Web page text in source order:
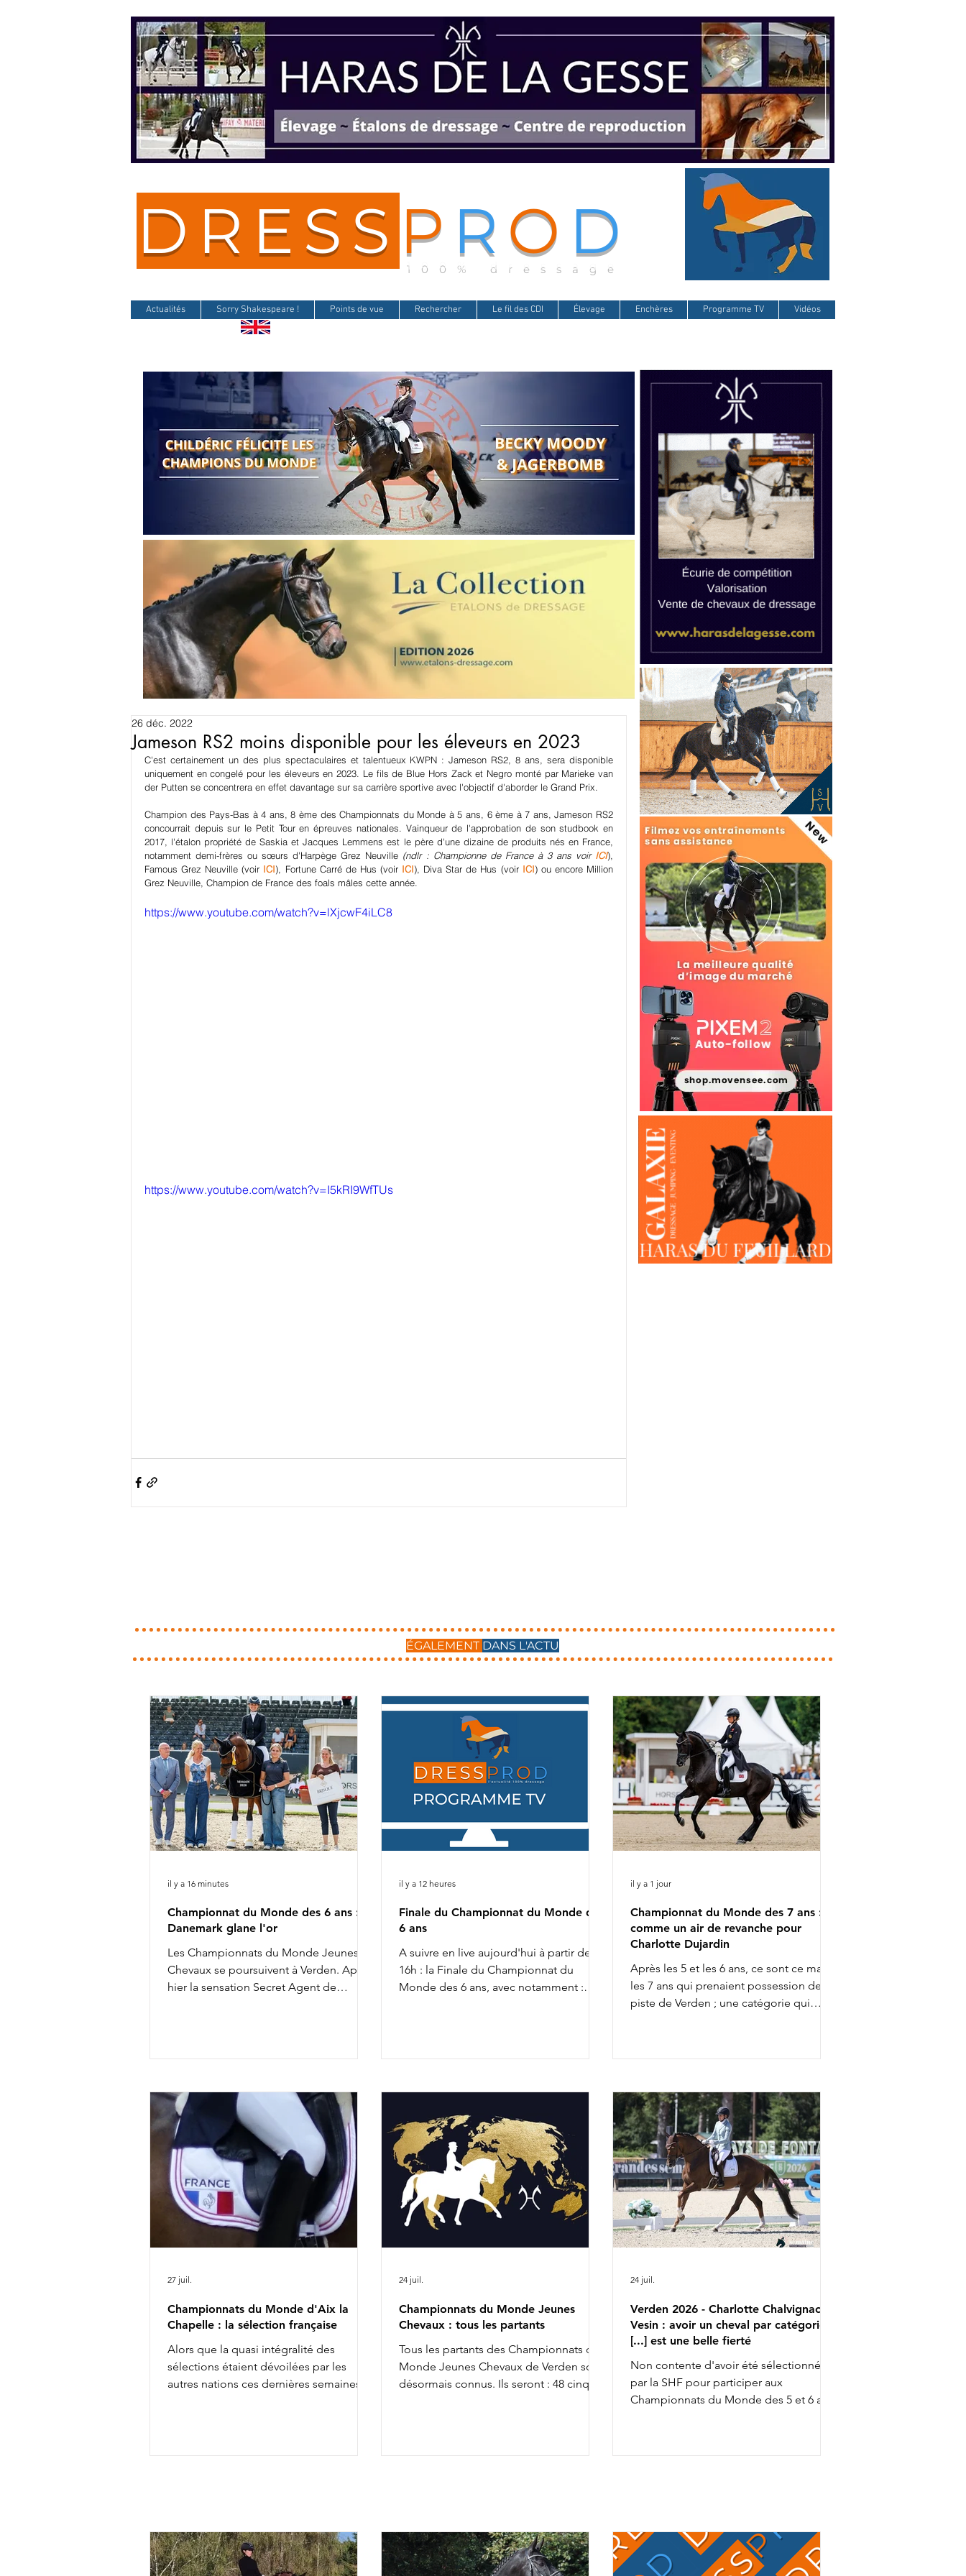
DRESS P RO D
100% dressage
Actualités Sorry Shakespeare ! Points de vue Rechercher Le fil des CDI Élevage Enchères Programme TV Vidéos
Jameson RS2 moins disponible pour les éleveurs en 2023
26 déc. 2022
C'est certainement un des plus spectaculaires et talentueux KWPN : Jameson RS2, 8 ans, sera disponible
uniquement en congelé pour les éleveurs en 2023. Le fils de Blue Hors Zack et Negro monté par Marieke van
der Putten se concentrera en effet davantage sur sa carrière sportive avec l'objectif d'aborder le Grand Prix.
Champion des Pays-Bas à 4 ans, 8 ème des Championnats du Monde à 5 ans, 6 ème à 7 ans, Jameson RS2
concourrait depuis sur le Petit Tour en épreuves nationales. Vainqueur de l'approbation de son studbook en
2017, l'étalon propriété de Saskia et Jacques Lemmens est le père d'une dizaine de produits nés en France,
notamment demi-frères ou sœurs d'Harpège Grez Neuville (ndlr : Championne de France à 3 ans voir ICI),
Famous Grez Neuville (voir ICI), Fortune Carré de Hus (voir ICI), Diva Star de Hus (voir ICI) ou encore Million
Grez Neuville, Champion de France des foals mâles cette année.
https://www.youtube.com/watch?v=lXjcwF4iLC8
https://www.youtube.com/watch?v=I5kRI9WfTUs
ÉGALEMENT DANS L'ACTU
Championnat du Monde des 6 ans : le
Danemark glane l'or
Les Championnats du Monde Jeunes
Chevaux se poursuivent à Verden. Après
hier la sensation Secret Agent de
Dannebrog. Vainqueur de la reprise
auraient bien pu voir l'or leur passer
sous le nez.... Très élastique, fluide et
actif au trot, auteur de demi-pirouettes
au pas nettement meilleures que bien
d'autres concurrents, le
il y a 16 minutes
Finale du Championnat du Monde des
6 ans
A suivre en live aujourd'hui à partir de
16h : la Finale du Championnat du
Monde des 6 ans, avec notamment :
Jaeger & Faustino G Liste de départ
il y a 12 heures
Championnat du Monde des 7 ans :
comme un air de revanche pour
Charlotte Dujardin
Après les 5 et les 6 ans, ce sont ce matin
les 7 ans qui prenaient possession de la
piste de Verden ; une catégorie qui
Bien qu'elle ait fait partie des pré-
sélectionnés britanniques pour les
Championnats du Monde d'Aix la
Chapelle avec Braveheart, Charlotte
Dujardin ne retrouvera pas cette année
l'équipe anglaise chez les senio
il y a 1 jour
Championnats du Monde d'Aix la
Chapelle : la sélection française
Alors que la quasi intégralité des
sélections étaient dévoilées par les
autres nations ces dernières semaines,
de l'équipe de France des
Roussel & Bel Amour Jean Morel
commentait : " Nous sommes fiers de
présenter une é
27 juil.
Championnats du Monde Jeunes
Chevaux : tous les partants
Tous les partants des Championnats du
Monde Jeunes Chevaux de Verden sont
désormais connus. Ils seront : 48 cinq
24 juil.
Verden 2026 - Charlotte Chalvignac
Vesin : avoir un cheval par catégorie
[...] est une belle fierté
Non contente d'avoir été sélectionnée
par la SHF pour participer aux
Championnats du Monde des 5 et 6 ans
Chalvignac et Jean Vesin prendront
dans quelques jours la route de
l'Allemagne avec 1 cheval par catégo
24 juil.